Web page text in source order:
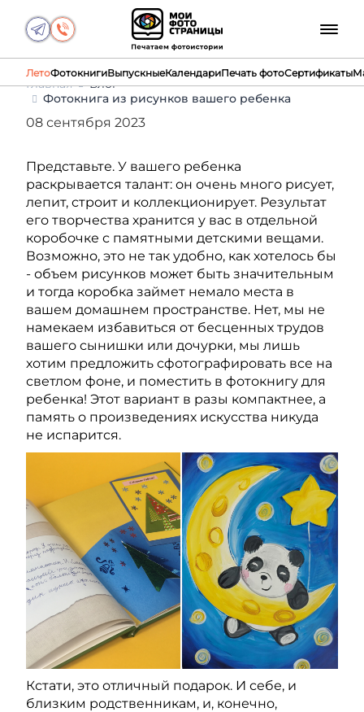
ЛетоФотокнигиВыпускныеКалендариПечать фотоСертификаты
Главная
Блог
Фотокнига из рисунков вашего ребенка
08 сентября 2023
Представьте. У вашего ребенка
раскрывается талант: он очень много рисует,
лепит, строит и коллекционирует. Результат
его творчества хранится у вас в отдельной
коробочке с памятными детскими вещами.
Возможно, это не так удобно, как хотелось бы
- объем рисунков может быть значительным
и тогда коробка займет немало места в
вашем домашнем пространстве. Нет, мы не
намекаем избавиться от бесценных трудов
вашего сынишки или дочурки, мы лишь
хотим предложить сфотографировать все на
светлом фоне, и поместить в фотокнигу для
ребенка! Этот вариант в разы компактнее, а
память о произведениях искусства никуда
не испарится.
Кстати, это отличный подарок. И себе, и
близким родственникам, и, конечно,